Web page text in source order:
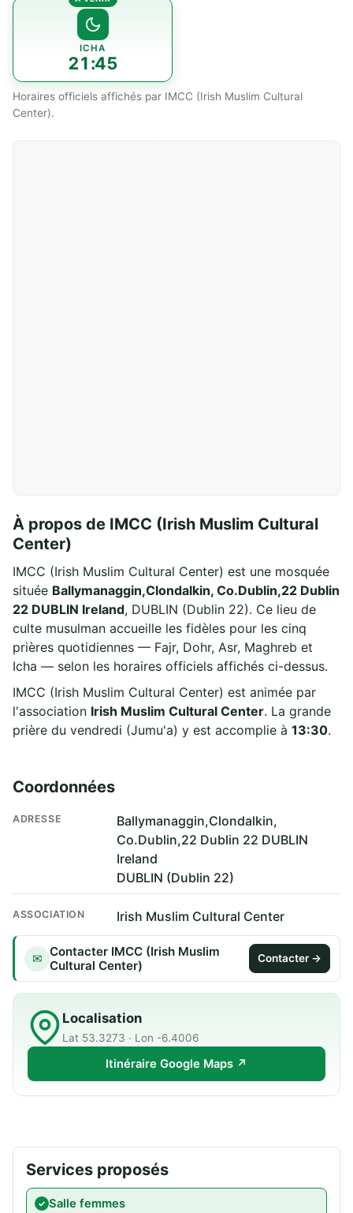
ICHA
21:45
Horaires officiels affichés par IMCC (Irish Muslim Cultural
Center).
À propos de IMCC (Irish Muslim Cultural
Center)
IMCC (Irish Muslim Cultural Center) est une mosquée
située Ballymanaggin,Clondalkin, Co.Dublin,22 Dublin
22 DUBLIN Ireland, DUBLIN (Dublin 22). Ce lieu de
culte musulman accueille les fidèles pour les cinq
prières quotidiennes — Fajr, Dohr, Asr, Maghreb et
Icha — selon les horaires officiels affichés ci-dessus.
IMCC (Irish Muslim Cultural Center) est animée par
l'association Irish Muslim Cultural Center. La grande
prière du vendredi (Jumu'a) y est accomplie à 13:30.
Coordonnées
ADRESSE
Ballymanaggin,Clondalkin,
Co.Dublin,22 Dublin 22 DUBLIN
Ireland
DUBLIN (Dublin 22)
ASSOCIATION Irish Muslim Cultural Center
✉ Contacter IMCC (Irish Muslim
Cultural Center)
Contacter →
Localisation
Lat 53.3273 · Lon -6.4006
Itinéraire Google Maps ↗
Services proposés
Salle femmes